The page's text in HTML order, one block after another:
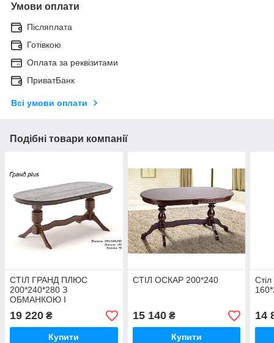
Умови оплати
Післяплата
Готівкою
Оплата за реквізитами
ПриватБанк
Всі умови оплати
Подібні товари компанії
СТІЛ ГРАНД ПЛЮС
200*240*280 З
ОБМАНКОЮ І
КОСИЧКОЮ
19 220 ₴
Купити
СТІЛ OСКАР 200*240
15 140₴
Купити
14